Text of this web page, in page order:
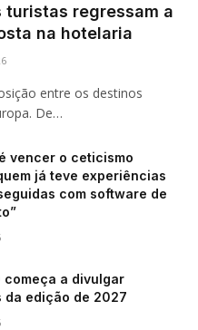
turistas regressam a
na hotelaria
entre os destinos
De…
vencer o ceticismo
já teve experiências
com software de
começa a divulgar
da edição de 2027